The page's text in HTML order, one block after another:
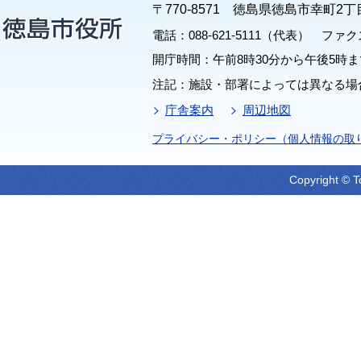
〒770-8571 徳島県徳島市幸町2丁
電話：088-621-5111（代表） ファク
開庁時間：午前8時30分から午後5時
注記：施設・部署によっては異なる
庁舎案内
周辺地図
プライバシー・ポリシー（個人情報の取
Copyright ©